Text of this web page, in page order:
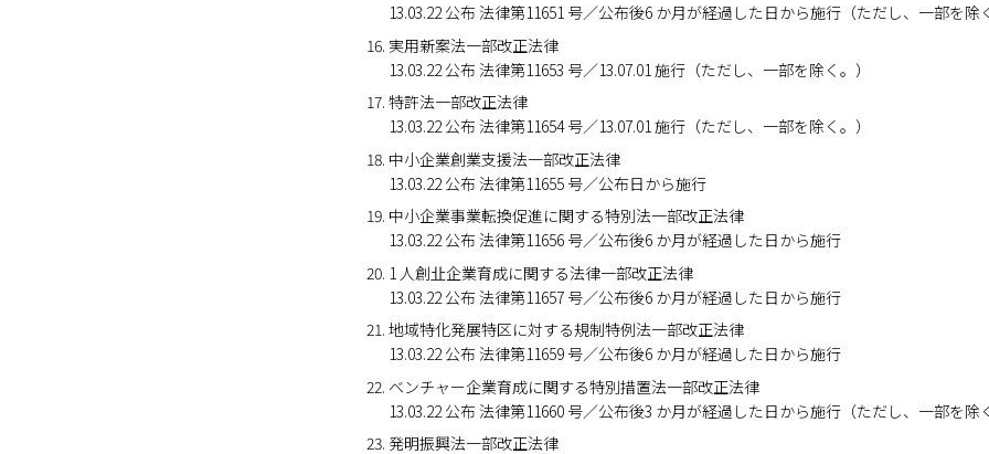
13.03.22 公布 法律第11651 号／公布後6 か月が経過した日から施行（ただし、一部を除
実用新案法一部改正法律
13.03.22 公布 法律第11653 号／13.07.01 施行（ただし、一部を除く。）
特許法一部改正法律
13.03.22 公布 法律第11654 号／13.07.01 施行（ただし、一部を除く。）
中小企業創業支援法一部改正法律
13.03.22 公布 法律第11655 号／公布日から施行
中小企業事業転換促進に関する特別法一部改正法律
13.03.22 公布 法律第11656 号／公布後6 か月が経過した日から施行
1 人創㐀企業育成に関する法律一部改正法律
13.03.22 公布 法律第11657 号／公布後6 か月が経過した日から施行
地域特化発展特区に対する規制特例法一部改正法律
13.03.22 公布 法律第11659 号／公布後6 か月が経過した日から施行
ベンチャー企業育成に関する特別措置法一部改正法律
13.03.22 公布 法律第11660 号／公布後3 か月が経過した日から施行（ただし、一部を除
発明振興法一部改正法律